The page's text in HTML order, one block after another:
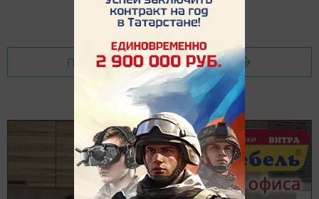
Перейти на страницу новости